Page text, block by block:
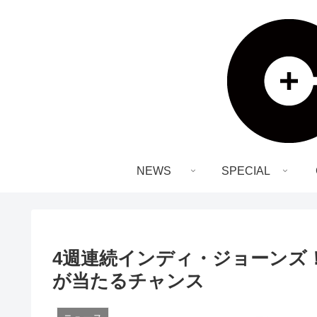
NEWS SPECIAL
4週連続インディ・ジョーン
が当たるチャンス